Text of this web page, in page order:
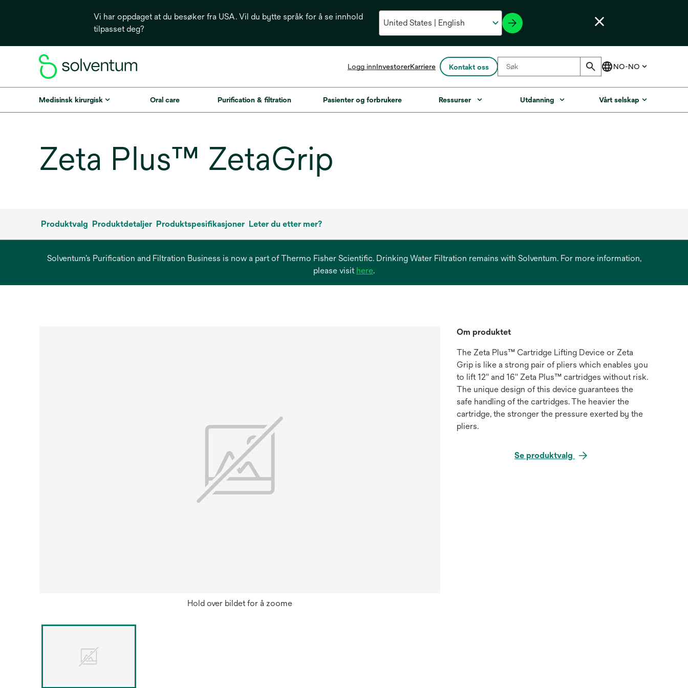
Vi har oppdaget at du besøker fra USA. Vil du bytte språk for å se innhold
tilpasset deg?
Logg innInvestoreropens
a
Karriere Kontakt oss
Medisinsk kirurgisk Oral care Purification & filtration Pasienter og forbrukere Ressurser Utdanning Vårt selskap
Zeta Plus™ ZetaGrip
Produktvalg Produktdetaljer Produktspesifikasjoner Leter du etter mer?
Solventum’s Purification and Filtration Business is now a part of Thermo Fisher Scientific. Drinking Water Filtration remains with Solventum. For more information,
please visit hereopens
.
Hold over bildet for å zoome
Om produktet
The Zeta Plus™ Cartridge Lifting Device or Zeta
Grip is like a strong pair of pliers which enables you
to lift 12'' and 16'' Zeta Plus™ cartridges without risk.
The unique design of this device guarantees the
safe handling of the cartridges. The heavier the
cartridge, the stronger the pressure exerted by the
pliers.
Se produktvalg